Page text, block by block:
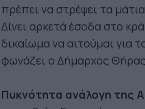
πρέπει να στρέψει τα
Δίνει αρκετά έσοδα στο
δικαίωμα να αιτούμαι για
φωνάζει ο Δήμαρχος
Πυκνότητα ανάλογη της